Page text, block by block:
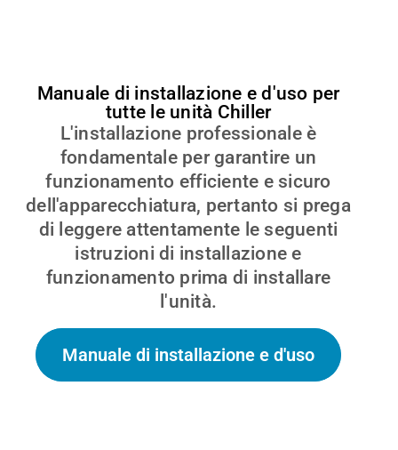
Manuale di installazione e d'uso per
tutte le unità Chiller
L'installazione professionale è
fondamentale per garantire un
funzionamento efficiente e sicuro
dell'apparecchiatura, pertanto si prega
di leggere attentamente le seguenti
istruzioni di installazione e
funzionamento prima di installare
l'unità.
Manuale di installazione e d'uso